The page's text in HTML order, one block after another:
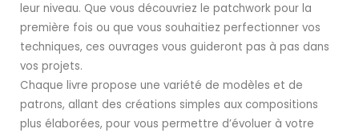
leur niveau. Que vous découvriez le patchwork pour la
première fois ou que vous souhaitiez perfectionner vos
techniques, ces ouvrages vous guideront pas à pas dans
vos projets.
Chaque livre propose une variété de modèles et de
patrons, allant des créations simples aux compositions
plus élaborées, pour vous permettre d’évoluer à votre